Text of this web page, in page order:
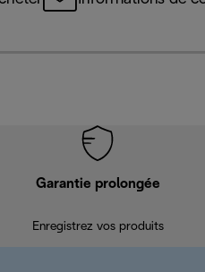
Garantie prolongée
Enregistrez vos produits